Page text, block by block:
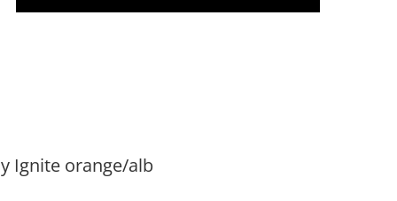
Ignite orange/alb